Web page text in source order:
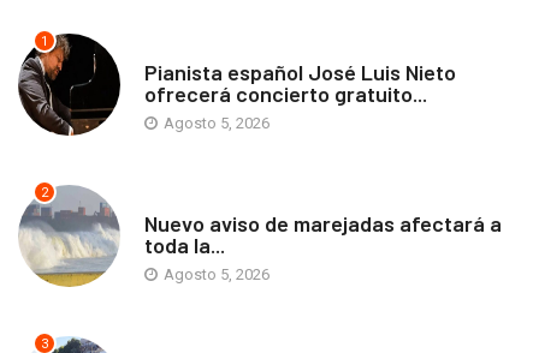
1
Pianista español José Luis Nieto
ofrecerá concierto gratuito...
Agosto 5, 2026
2
Nuevo aviso de marejadas afectará a
toda la...
Agosto 5, 2026
3